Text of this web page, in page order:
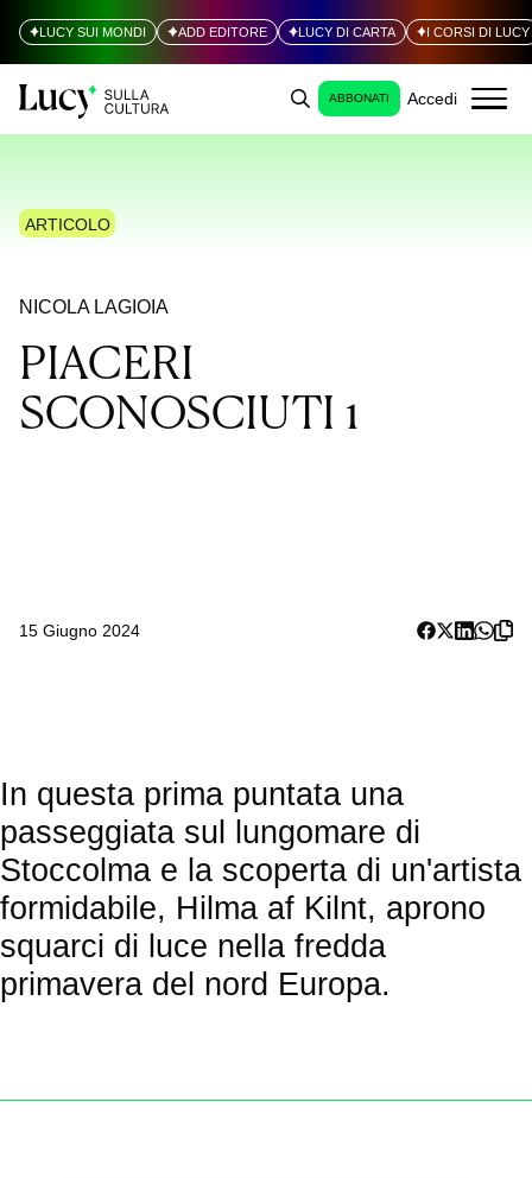
LUCY SUI MONDI ADD EDITORE LUCY DI CARTA I CORSI DI LUCY
ABBONATI Accedi
ARTICOLO
NICOLA LAGIOIA
PIACERI
SCONOSCIUTI 1
15 Giugno 2024
In questa prima puntata una
passeggiata sul lungomare di
Stoccolma e la scoperta di un'artista
formidabile, Hilma af Kilnt, aprono
squarci di luce nella fredda
primavera del nord Europa.